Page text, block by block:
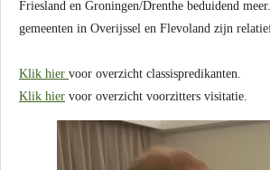
Friesland en Groningen/Drenthe beduidend
gemeenten in Overijssel en Flevoland zijn
Klik hier voor overzicht classispredikanten.
Klik hier voor overzicht voorzitters visitatie.